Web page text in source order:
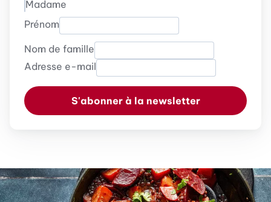
Madame
Prénom
Nom de famille
Adresse e-mail
S'abonner à la newsletter